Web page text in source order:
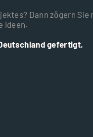
Dann zögern Sie
Ideen.
gefertigt.